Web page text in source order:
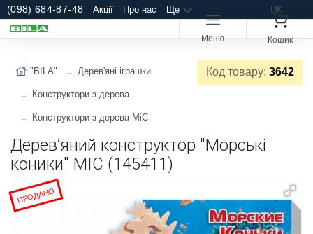
(098) 684-87-48 Акції Про нас Ще UK
Меню Кошик
Код товару: 3642
"BILA" Дерев'яні іграшки
Конструктори з дерева
Конструктори з дерева MiC
Деревʼяний конструктор "Морські
коники" MIC (145411)
ПРОДАНО